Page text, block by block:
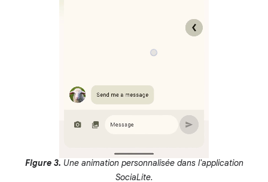
Figure 3. Une animation personnalisée dans l'application
SociaLite.